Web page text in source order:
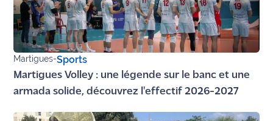
Martigues-Sports
Martigues Volley : une légende sur le banc et une
armada solide, découvrez l'effectif 2026-2027